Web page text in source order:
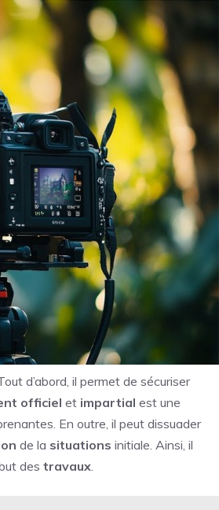
d’abord, il permet de sécuriser
officiel et impartial est une
En outre, il peut dissuader
de la situations initiale. Ainsi, il
des travaux.